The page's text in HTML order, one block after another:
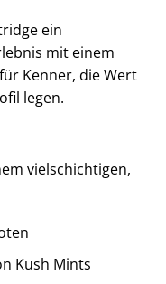
ein
mit einem
Kenner, die Wert
legen.
vielschichtigen,
Kush Mints